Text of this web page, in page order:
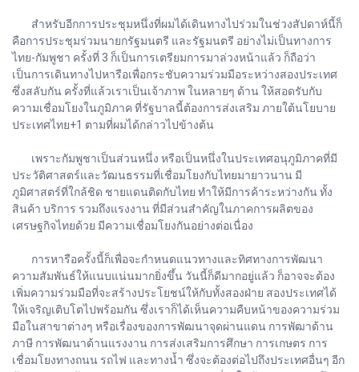
สำหรับอีกการประชุมหนึ่งที่ผมได้เดินทางไปร่วมในช่วงสัปดาห์นี้ก็
คือการประชุมร่วมนายกรัฐมนตรี และรัฐมนตรี อย่างไม่เป็นทางการ
ไทย-กัมพูชา ครั้งที่ 3 ก็เป็นการเตรียมการมาล่วงหน้าแล้ว ก็ถือว่า
เป็นการเดินทางไปหารือเพื่อกระชับความร่วมมือระหว่างสองประเทศ
ซึ่งสลับกัน ครั้งที่แล้วเราเป็นเจ้าภาพ ในหลายๆ ด้าน ให้สอดรับกับ
ความเชื่อมโยงในภูมิภาค ที่รัฐบาลนี้ต้องการส่งเสริม ภายใต้นโยบาย
ประเทศไทย+1 ตามที่ผมได้กล่าวไปข้างต้น
เพราะกัมพูชาเป็นส่วนหนึ่ง หรือเป็นหนึ่งในประเทศอนุภูมิภาคที่มี
ประวัติศาสตร์และวัฒนธรรมที่เชื่อมโยงกับไทยมายาวนาน มี
ภูมิศาสตร์ที่ใกล้ชิด ชายแดนติดกับไทย ทำให้มีการค้าระหว่างกัน ทั้ง
สินค้า บริการ รวมถึงแรงงาน ที่มีส่วนสำคัญในภาคการผลิตของ
เศรษฐกิจไทยด้วย มีความเชื่อมโยงกันอย่างต่อเนื่อง
การหารือครั้งนี้ก็เพื่อจะกำหนดแนวทางและทิศทางการพัฒนา
ความสัมพันธ์ให้แนบแน่นมากยิ่งขึ้น วันนี้ก็ดีมากอยู่แล้ว ก็อาจจะต้อง
เพิ่มความร่วมมือที่จะสร้างประโยชน์ให้กับทั้งสองฝ่าย สองประเทศได้
ให้เจริญเติบโตไปพร้อมกัน ซึ่งเราก็ได้เห็นความคืบหน้าของความร่วม
มือในสาขาต่างๆ หรือเรื่องของการพัฒนาจุดผ่านแดน การพัฒาด้าน
ภาษี การพัฒนาด้านแรงงาน การส่งเสริมการศึกษา การเกษตร การ
เชื่อมโยงทางถนน รถไฟ และทางน้ำ ซึ่งจะต้องต่อไปถึงประเทศอื่นๆ อีก